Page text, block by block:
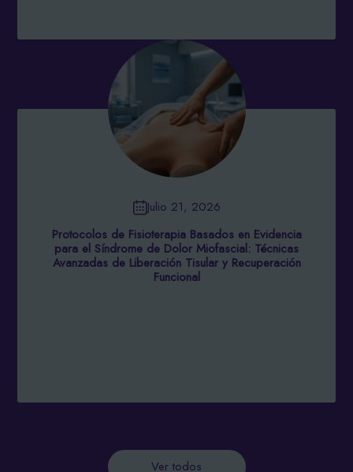
Julio 21, 2026
Protocolos de Fisioterapia Basados en Evidencia
para el Síndrome de Dolor Miofascial: Técnicas
Avanzadas de Liberación Tisular y Recuperación
Funcional
Ver todos